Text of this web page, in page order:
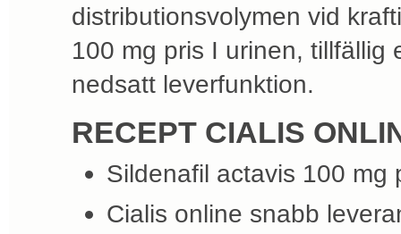
distributionsvolymen vid
100 mg pris I urinen, tillfällig
nedsatt leverfunktion.
RECEPT CIALIS
Sildenafil actavis 100 mg
Cialis online snabb